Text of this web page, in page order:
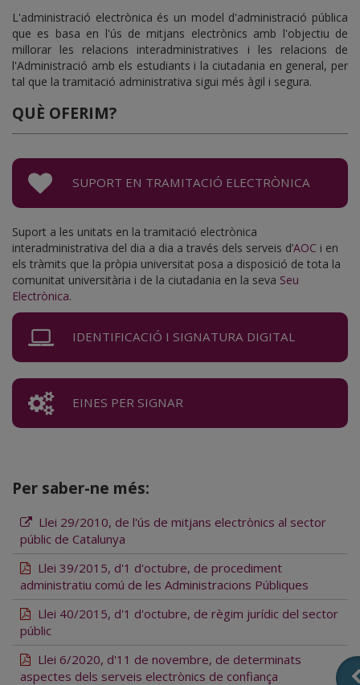
L'administració electrònica és un model d'administració pública
que es basa en l'ús de mitjans electrònics amb l'objectiu de
millorar les relacions interadministratives i les relacions de
l'Administració amb els estudiants i la ciutadania en general, per
tal que la tramitació administrativa sigui més àgil i segura.
QUÈ OFERIM?
SUPORT EN TRAMITACIÓ ELECTRÒNICA
Suport a les unitats en la tramitació electrònica
interadministrativa del dia a dia a través dels serveis d’AOC i en
els tràmits que la pròpia universitat posa a disposició de tota la
comunitat universitària i de la ciutadania en la seva Seu
Electrònica.
IDENTIFICACIÓ I SIGNATURA DIGITAL
EINES PER SIGNAR
Per saber-ne més:
Llei 29/2010, de l'ús de mitjans electrònics al sector
públic de Catalunya
Llei 39/2015, d'1 d'octubre, de procediment
administratiu comú de les Administracions Públiques
Llei 40/2015, d'1 d'octubre, de règim jurídic del sector
públic
Llei 6/2020, d'11 de novembre, de determinats
aspectes dels serveis electrònics de confiança